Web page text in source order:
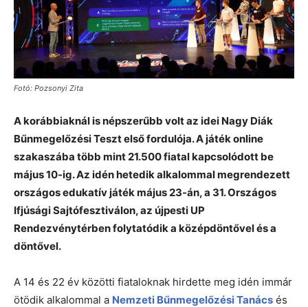
Fotó: Pozsonyi Zita
A korábbiaknál is népszerűbb volt az idei Nagy Diák
Bűnmegelőzési Teszt első fordulója. Ajáték online
szakaszába több mint 21.500 fiatal kapcsolódott be
május 10-ig. Az idén hetedikalkalommal megrendezett
országos edukatív játék május 23-án, a 31. Országos
IfjúságiSajtófesztiválon, az újpesti UP
Rendezvénytérben folytatódik a középdöntővel és a
döntővel.
A 14 és 22 év közötti fiataloknak hirdette meg idén immár
ötödik alkalommal a Nemzeti Bűnmegelőzési Tanács és